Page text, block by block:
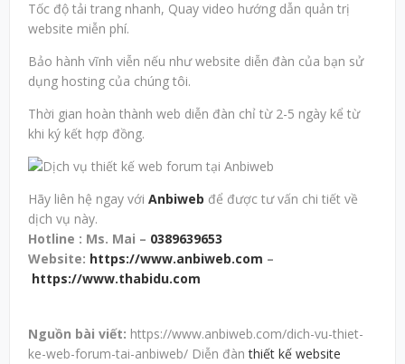
Tốc độ tải trang nhanh, Quay video hướng dẫn quản trị
website miễn phí.
Bảo hành vĩnh viễn nếu như website diễn đàn của bạn sử
dụng hosting của chúng tôi.
Thời gian hoàn thành web diễn đàn chỉ từ 2-5 ngày kể từ
khi ký kết hợp đồng.
Hãy liên hệ ngay với Anbiweb để được tư vấn chi tiết về
dịch vụ này.
Hotline : Ms. Mai – 0389639653
Website: https://www.anbiweb.com –
https://www.thabidu.com
Nguồn bài viết: https://www.anbiweb.com/dich-vu-thiet-
ke-web-forum-tai-anbiweb/ Diễn đànthiết kế website